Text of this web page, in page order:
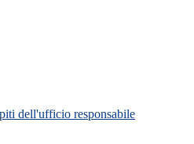
dell'ufficio responsabile